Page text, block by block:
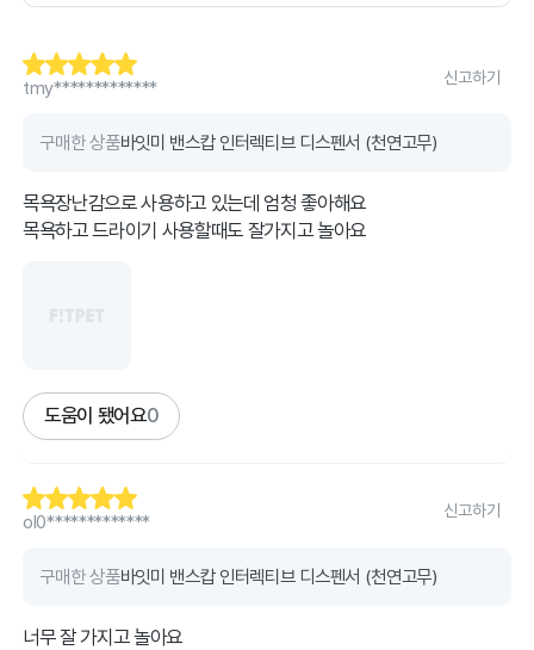
tmy*************
신고하기
구매한 상품바잇미 밴스캅 인터렉티브 디스펜서 (천연고무)
목욕장난감으로 사용하고 있는데 엄청 좋아해요
목욕하고 드라이기 사용할때도 잘가지고 놀아요
도움이 됐어요0
ol0*************
신고하기
구매한 상품바잇미 밴스캅 인터렉티브 디스펜서 (천연고무)
너무 잘 가지고 놀아요